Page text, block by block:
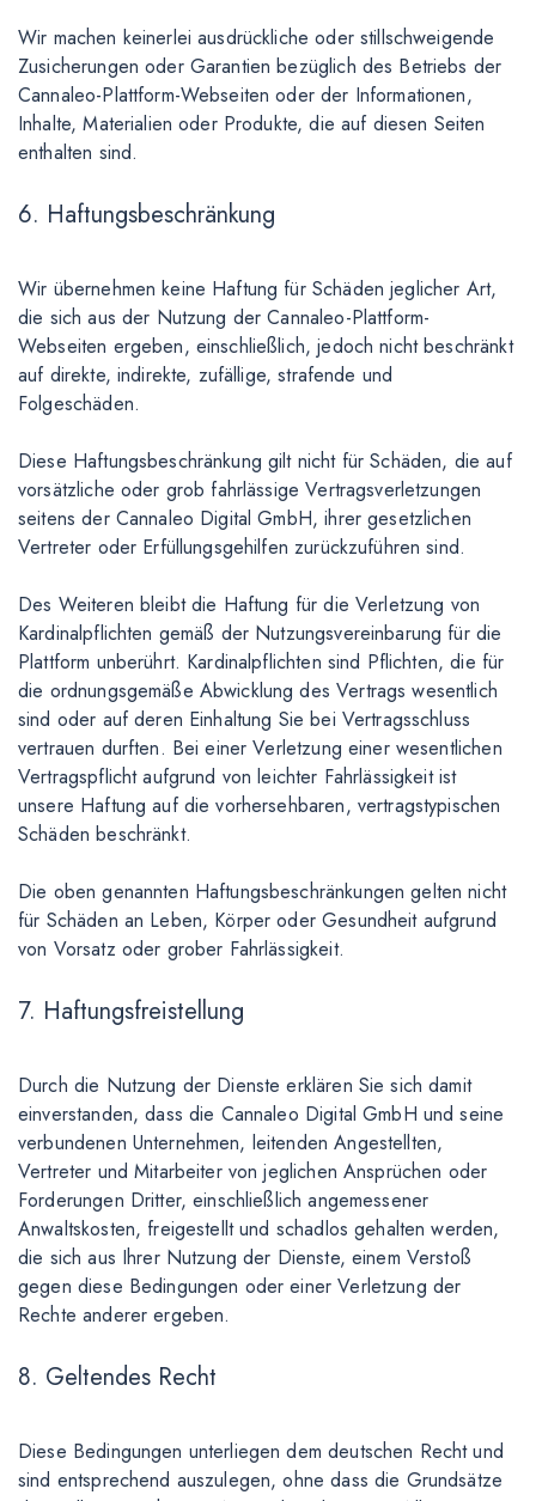
Wir machen keinerlei ausdrückliche oder stillschweigende
Zusicherungen oder Garantien bezüglich des Betriebs der
Cannaleo-Plattform-Webseiten oder der Informationen,
Inhalte, Materialien oder Produkte, die auf diesen Seiten
enthalten sind.
6. Haftungsbeschränkung
Wir übernehmen keine Haftung für Schäden jeglicher Art,
die sich aus der Nutzung der Cannaleo-Plattform-
Webseiten ergeben, einschließlich, jedoch nicht beschränkt
auf direkte, indirekte, zufällige, strafende und
Folgeschäden.
Diese Haftungsbeschränkung gilt nicht für Schäden, die auf
vorsätzliche oder grob fahrlässige Vertragsverletzungen
seitens der Cannaleo Digital GmbH, ihrer gesetzlichen
Vertreter oder Erfüllungsgehilfen zurückzuführen sind.
Des Weiteren bleibt die Haftung für die Verletzung von
Kardinalpflichten gemäß der Nutzungsvereinbarung für die
Plattform unberührt. Kardinalpflichten sind Pflichten, die für
die ordnungsgemäße Abwicklung des Vertrags wesentlich
sind oder auf deren Einhaltung Sie bei Vertragsschluss
vertrauen durften. Bei einer Verletzung einer wesentlichen
Vertragspflicht aufgrund von leichter Fahrlässigkeit ist
unsere Haftung auf die vorhersehbaren, vertragstypischen
Schäden beschränkt.
Die oben genannten Haftungsbeschränkungen gelten nicht
für Schäden an Leben, Körper oder Gesundheit aufgrund
von Vorsatz oder grober Fahrlässigkeit.
7. Haftungsfreistellung
Durch die Nutzung der Dienste erklären Sie sich damit
einverstanden, dass die Cannaleo Digital GmbH und seine
verbundenen Unternehmen, leitenden Angestellten,
Vertreter und Mitarbeiter von jeglichen Ansprüchen oder
Forderungen Dritter, einschließlich angemessener
Anwaltskosten, freigestellt und schadlos gehalten werden,
die sich aus Ihrer Nutzung der Dienste, einem Verstoß
gegen diese Bedingungen oder einer Verletzung der
Rechte anderer ergeben.
8. Geltendes Recht
Diese Bedingungen unterliegen dem deutschen Recht und
sind entsprechend auszulegen, ohne dass die Grundsätze